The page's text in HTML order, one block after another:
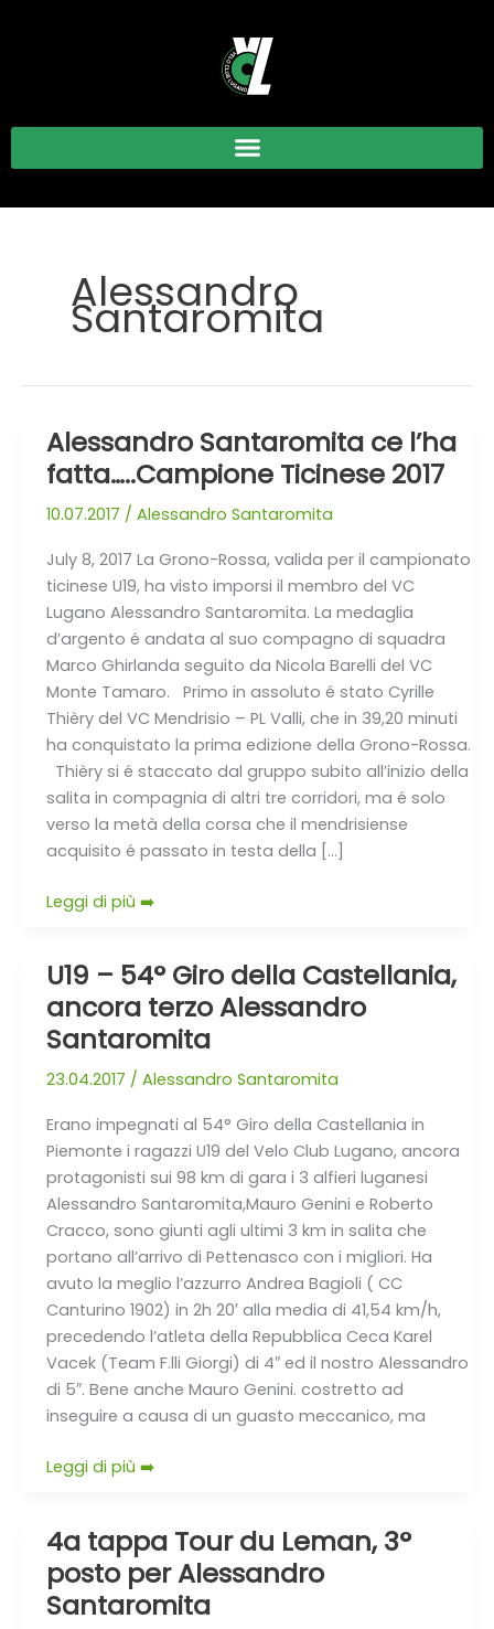
Alessandro
Santaromita
Alessandro Santaromita ce l’ha
fatta…..Campione Ticinese 2017
10.07.2017 / Alessandro Santaromita
July 8, 2017 La Grono-Rossa, valida per il campionato
ticinese U19, ha visto imporsi il membro del VC
Lugano Alessandro Santaromita. La medaglia
d’argento é andata al suo compagno di squadra
Marco Ghirlanda seguito da Nicola Barelli del VC
Monte Tamaro. Primo in assoluto é stato Cyrille
Thièry del VC Mendrisio – PL Valli, che in 39,20 minuti
ha conquistato la prima edizione della Grono-Rossa.
Thièry si é staccato dal gruppo subito all’inizio della
salita in compagnia di altri tre corridori, ma é solo
verso la metà della corsa che il mendrisiense
acquisito é passato in testa della […]
Alessandro
Santaromita
l’ha
Ticinese
2017
Leggi di più ➡️
U19 – 54° Giro della Castellania,
ancora terzo Alessandro
Santaromita
23.04.2017 / Alessandro Santaromita
Erano impegnati al 54° Giro della Castellania in
Piemonte i ragazzi U19 del Velo Club Lugano, ancora
protagonisti sui 98 km di gara i 3 alfieri luganesi
Alessandro Santaromita,Mauro Genini e Roberto
Cracco, sono giunti agli ultimi 3 km in salita che
portano all’arrivo di Pettenasco con i migliori. Ha
avuto la meglio l’azzurro Andrea Bagioli ( CC
Canturino 1902) in 2h 20′ alla media di 41,54 km/h,
precedendo l’atleta della Repubblica Ceca Karel
Vacek (Team F.lli Giorgi) di 4″ ed il nostro Alessandro
di 5″. Bene anche Mauro Genini. costretto ad
inseguire a causa di un guasto meccanico, ma
U19
–
54°
Giro
della
ancora
terzo
Alessandro
Santaromita
Leggi di più ➡️
4a tappa Tour du Leman, 3°
posto per Alessandro
Santaromita
4a
tappa
Tour
du